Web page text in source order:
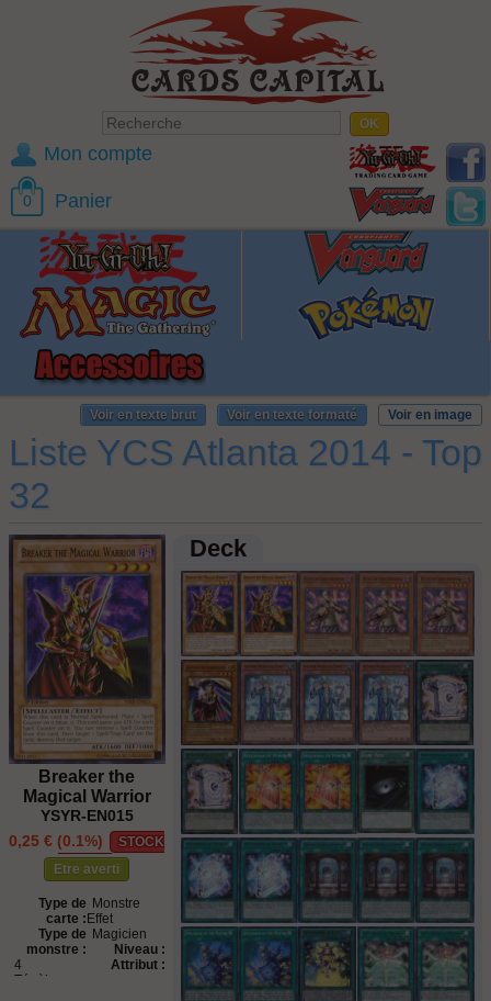
Liste YCS Atlanta 2014 - Top
32
Voir en texte brut Voir en texte formaté Voir en image
Breaker the
Magical Warrior
YSYR-EN015
0,25 € (0.1%)
STOCK
ÉPUISÉ
Etre averti
Type de
carte :
Monstre
Effet
Type de
monstre :
Magicien
Niveau :
4
Attribut :
Ténèbres
Deck
Mon compte
0 Panier